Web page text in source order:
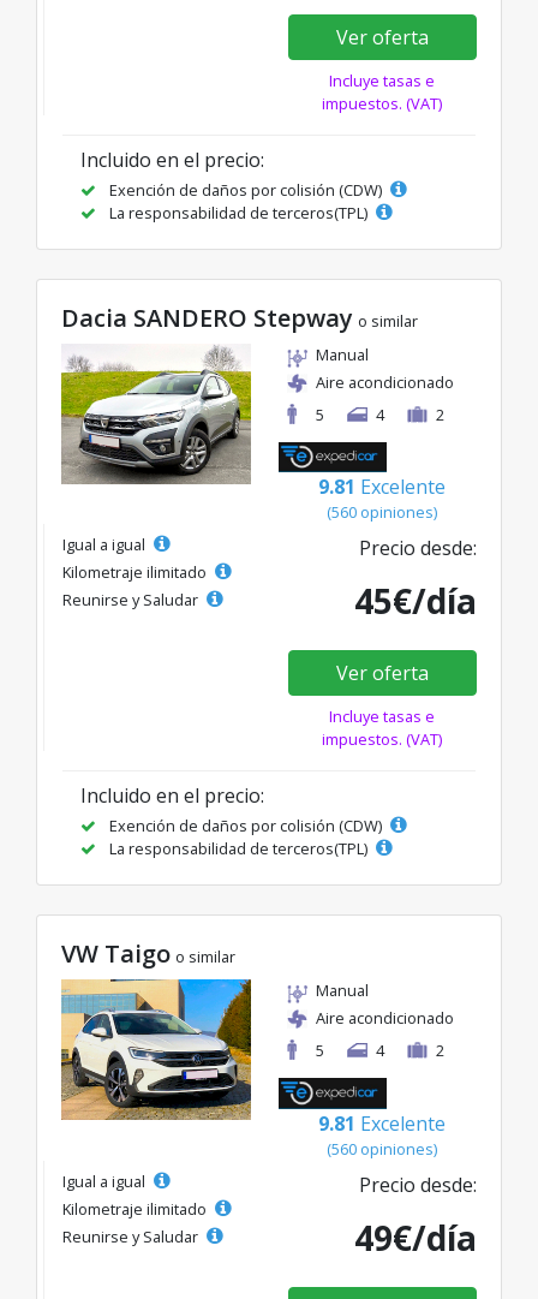
Ver oferta
Incluye tasas e
impuestos. (VAT)
Incluido en el precio:
Exención de daños por colisión (CDW)
La responsabilidad de terceros(TPL)
Dacia SANDERO Stepway o similar
Manual
Aire acondicionado
5
4 2
9.81 Excelente
(560 opiniones)
Igual a igual
Kilometraje ilimitado
Reunirse y Saludar
Precio desde:
45€/día
Ver oferta
Incluye tasas e
impuestos. (VAT)
Incluido en el precio:
Exención de daños por colisión (CDW)
La responsabilidad de terceros(TPL)
VW Taigo o similar
Manual
Aire acondicionado
5
4 2
9.81 Excelente
(560 opiniones)
Igual a igual
Kilometraje ilimitado
Reunirse y Saludar
Precio desde:
49€/día